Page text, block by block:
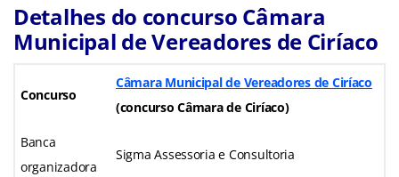
Detalhes do concurso Câmara
Municipal de Vereadores de Ciríaco
Concurso
Câmara Municipal de Vereadores de Ciríaco
(concurso Câmara de Ciríaco)
Banca
organizadora
Sigma Assessoria e Consultoria